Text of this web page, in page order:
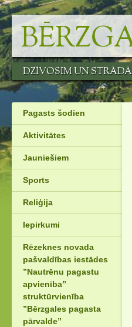
Skip
content
DZĪVOSIM UN
Pagasts šodien
Aktivitātes
Jauniešiem
Sports
Reliģija
Iepirkumi
Rēzeknes novada
pašvaldības iestādes
”Nautrēnu pagastu
apvienība”
struktūrvienība
”Bērzgales pagasta
pārvalde”